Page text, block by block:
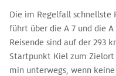
Die im Regelfall schnellste
führt über die A 7 und die
Reisende sind auf der 293
Startpunkt Kiel zum Zielort
min unterwegs, wenn